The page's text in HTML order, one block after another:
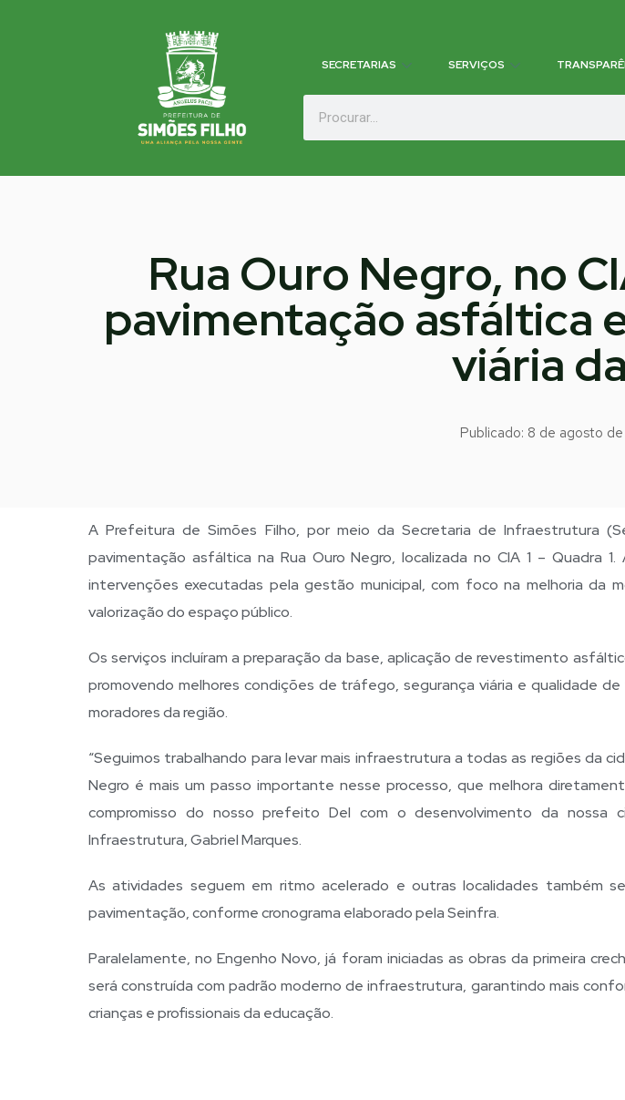
SECRETARIAS SERVIÇOS
Rua Ouro Negro, no
pavimentação asfáltica
viária
Publicado: 8 de agosto
A Prefeitura de Simões Filho, por meio da Secretaria de Infraestrutura
pavimentação asfáltica na Rua Ouro Negro, localizada no CIA 1 – Quadra
intervenções executadas pela gestão municipal, com foco na melhoria da
valorização do espaço público.
Os serviços incluíram a preparação da base, aplicação de revestimento
promovendo melhores condições de tráfego, segurança viária e qualidade
moradores da região.
“Seguimos trabalhando para levar mais infraestrutura a todas as regiões da
Negro é mais um passo importante nesse processo, que melhora
compromisso do nosso prefeito Del com o desenvolvimento da nossa
Infraestrutura, Gabriel Marques.
As atividades seguem em ritmo acelerado e outras localidades também
pavimentação, conforme cronograma elaborado pela Seinfra.
Paralelamente, no Engenho Novo, já foram iniciadas as obras da primeira
será construída com padrão moderno de infraestrutura, garantindo mais
crianças e profissionais da educação.